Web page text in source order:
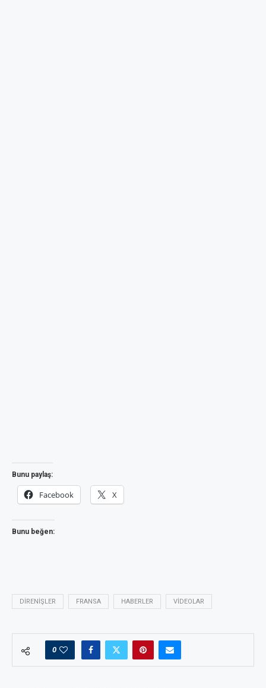
Bunu paylaş:
Facebook X
Bunu beğen:
DIRENIŞLER FRANSA HABERLER VIDEOLAR
0